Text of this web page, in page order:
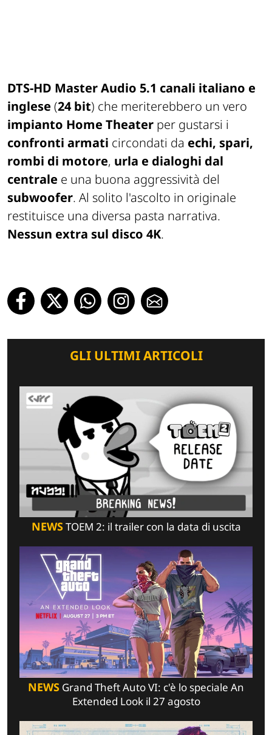
DTS-HD Master Audio 5.1 canali italiano e
inglese (24 bit) che meriterebbero un vero
impianto Home Theater per gustarsi i
confronti armati circondati da echi, spari,
rombi di motore, urla e dialoghi dal
centrale e una buona aggressività del
subwoofer. Al solito l'ascolto in originale
restituisce una diversa pasta narrativa.
Nessun extra sul disco 4K.
GLI ULTIMI ARTICOLI
NEWSTOEM 2: il trailer con la data di uscita
NEWS Grand Theft Auto VI: c'è lo speciale An
Extended Look il 27 agosto